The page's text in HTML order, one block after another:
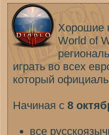
Хорошие
World of
играть во всех
который
Начиная с 8
все